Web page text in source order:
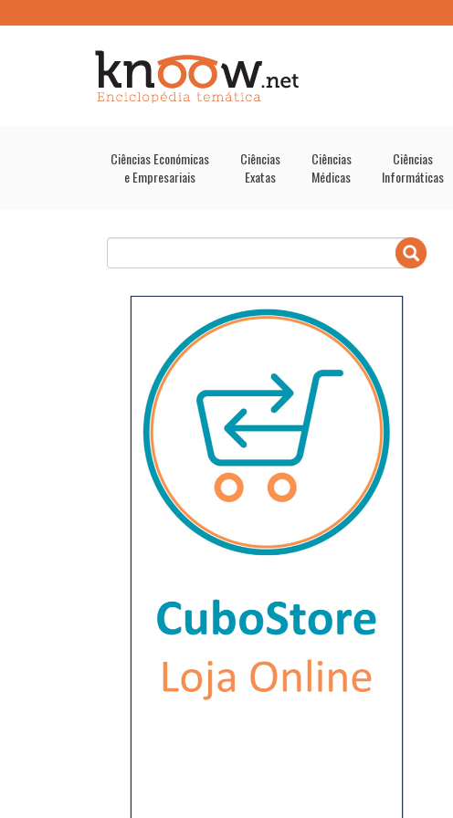
Ciências Económicas
e Empresariais
Ciências
Exatas
Ciências
Médicas
Ciências
Informáticas